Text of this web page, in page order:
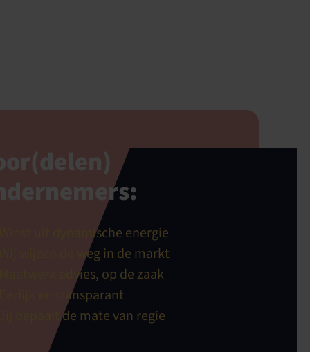
Winst uit dynamische energie
Wij wijzen de weg in de markt
Maatwerk advies, op de zaak
Eerlijk en transparant
Jij bepaalt de mate van regie